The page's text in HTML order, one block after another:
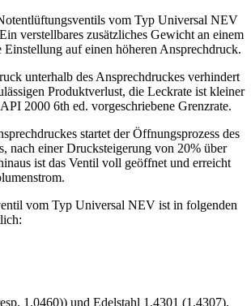
vom Typ Universal NEV
verstellbares zusätzliches Gewicht an einem
auf einen höheren Ansprechdruck.
unterhalb des Ansprechdruckes verhindert
Produktverlust, die Leckrate ist kleiner
2000 6th ed. vorgeschriebene Grenzrate.
startet der Öffnungsprozess des
nach einer Drucksteigerung von 20% über
ist das Ventil voll geöffnet und erreicht
vom Typ Universal NEV ist in folgenden
1.0460)) und Edelstahl 1.4301 (1.4307),